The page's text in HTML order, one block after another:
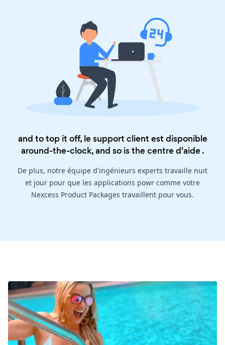
and to top it off, le support client est disponible
around-the-clock, and so is thecentre d'aide.
De plus, notre équipe d'ingénieurs experts travaille nuit
et jour pour que les applications powr comme votre
Nexcess Product Packages travaillent pour vous.